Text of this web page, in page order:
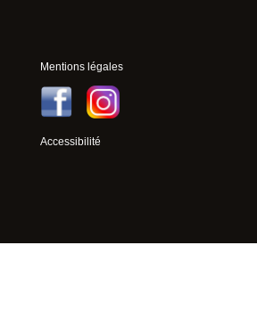
Mentions légales
Accessibilité